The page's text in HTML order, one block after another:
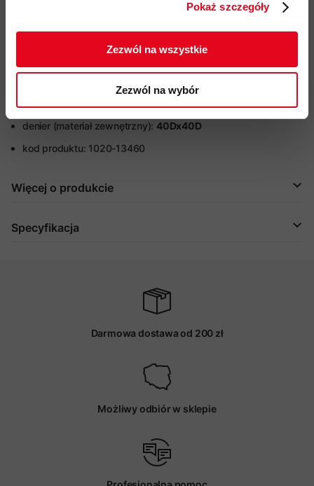
Pokaż szczegóły
Zezwól na wszystkie
Zezwól na wybór
zintegrowane, z regulowaną szerokością ochraniacze
denier (materiał zewnętrzny): 40Dx40D
kod produktu: 1020-13460
Więcej o produkcie
Specyfikacja
Darmowa dostawa od 200 zł
Możliwy odbiór w sklepie